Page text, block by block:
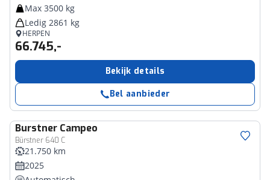
Max 3500 kg
Ledig 2861 kg
HERPEN
66.745,-
Bekijk details
Bel aanbieder
Burstner Campeo
Bürstner 640 C
21.750 km
2025